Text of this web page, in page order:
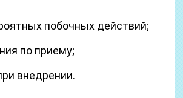
побочных действий;
по приему;
внедрении.